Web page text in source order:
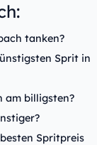
tanken?
Sprit in
am billigsten?
Spritpreis